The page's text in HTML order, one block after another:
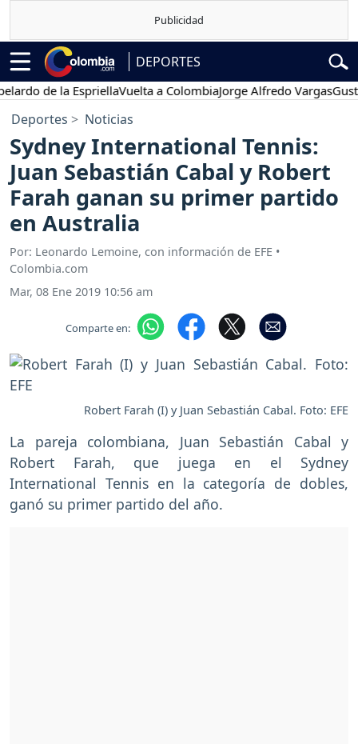
DEPORTES
de la EspriellaVuelta a ColombiaJorge Alfredo VargasGustavo
Deportes Noticias
Sydney International Tennis:
Juan Sebastián Cabal y Robert
Farah ganan su primer partido
en Australia
Por: Leonardo Lemoine, con información de EFE •
Colombia.com
Mar, 08 Ene 2019 10:56 am
Comparte en:
Robert Farah (I) y Juan Sebastián Cabal. Foto: EFE
La pareja colombiana, Juan Sebastián Cabal y
Robert Farah, que juega en el Sydney
International Tennis en la categoría de dobles,
ganó su primer partido del año.